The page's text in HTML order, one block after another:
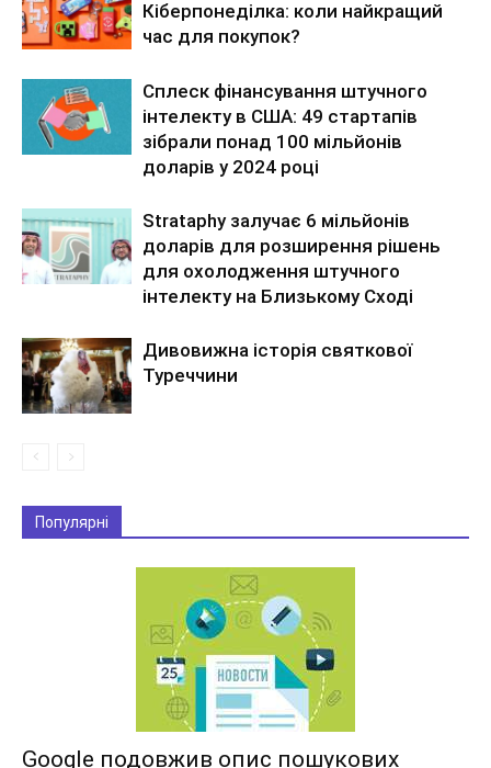
Кіберпонеділка: коли найкращий
час для покупок?
Сплеск фінансування штучного
інтелекту в США: 49 стартапів
зібрали понад 100 мільйонів
доларів у 2024 році
Strataphy залучає 6 мільйонів
доларів для розширення рішень
для охолодження штучного
інтелекту на Близькому Сході
Дивовижна історія святкової
Туреччини
Популярні
Google подовжив опис пошукових